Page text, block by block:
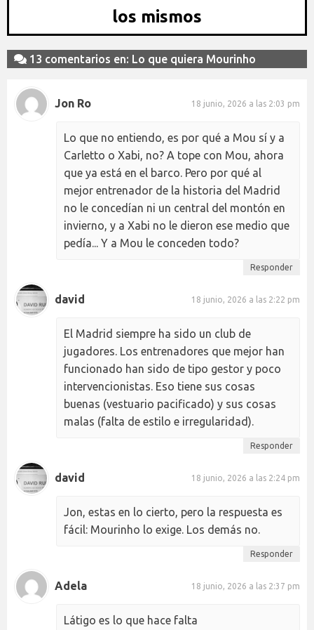
los mismos
13 comentarios en: Lo que quiera Mourinho
Jon Ro 18 junio, 2026 a las 2:03 pm
Lo que no entiendo, es por qué a Mou sí y a
Carletto o Xabi, no? A tope con Mou, ahora
que ya está en el barco. Pero por qué al
mejor entrenador de la historia del Madrid
no le concedían ni un central del montón en
invierno, y a Xabi no le dieron ese medio que
pedía... Y a Mou le conceden todo?
Responder
david 18 junio, 2026 a las 2:22 pm
El Madrid siempre ha sido un club de
jugadores. Los entrenadores que mejor han
funcionado han sido de tipo gestor y poco
intervencionistas. Eso tiene sus cosas
buenas (vestuario pacificado) y sus cosas
malas (falta de estilo e irregularidad).
Responder
david 18 junio, 2026 a las 2:24 pm
Jon, estas en lo cierto, pero la respuesta es
fácil: Mourinho lo exige. Los demás no.
Responder
Adela 18 junio, 2026 a las 2:37 pm
Látigo es lo que hace falta